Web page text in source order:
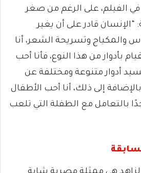
الفيلم، على الرغم من صغر
قادر على أن يغير
والمكياج وتسريحة الشعر، أنا
بأدوار من هذا النوع، فأنا أحب
أدوار متنوعة ومختلفة عن
إلى ذلك، أنا أحب الأطفال
بالتعامل مع الطفلة التي تلعب